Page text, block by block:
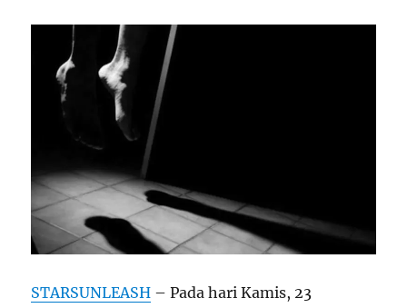
STARSUNLEASH – Pada hari Kamis, 23